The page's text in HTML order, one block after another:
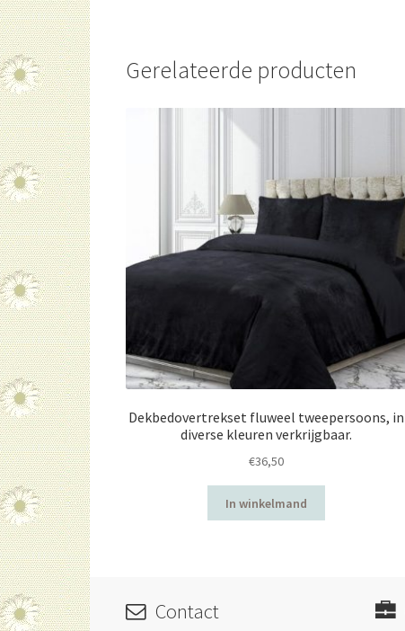
Gerelateerde producten
Dekbedovertrekset fluweel tweepersoons, in
diverse kleuren verkrijgbaar.
€36,50
In winkelmand
Contact